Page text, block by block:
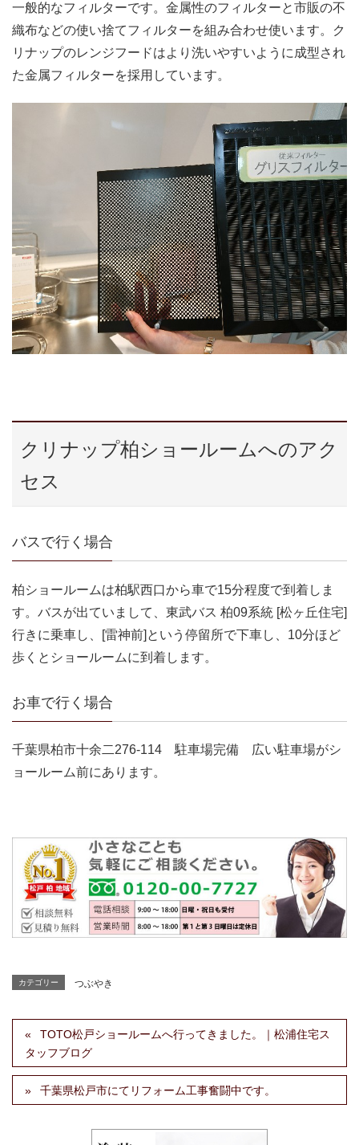
一般的なフィルターです。金属性のフィルターと市販の不
織布などの使い捨てフィルターを組み合わせ使います。ク
リナップのレンジフードはより洗いやすいように成型され
た金属フィルターを採用しています。
クリナップ柏ショールームへのアク
セス
バスで行く場合
柏ショールームは柏駅西口から車で15分程度で到着しま
す。バスが出ていまして、東武バス 柏09系統 [松ヶ丘住宅]
行きに乗車し、[雷神前]という停留所で下車し、10分ほど
歩くとショールームに到着します。
お車で行く場合
千葉県柏市十余二276-114 駐車場完備 広い駐車場がシ
ョールーム前にあります。
カテゴリー つぶやき
TOTO松戸ショールームへ行ってきました。｜松浦住宅ス
タッフブログ
千葉県松戸市にてリフォーム工事奮闘中です。